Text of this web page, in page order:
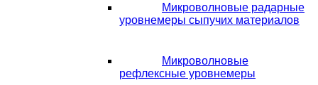
Микроволновые радарные
уровнемеры сыпучих материалов
Микроволновые
рефлексные уровнемеры